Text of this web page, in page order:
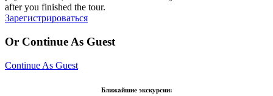
after you finished the tour.
Зарегистрироваться
Or Continue As Guest
Continue As Guest
Ближайшие экскурсии: